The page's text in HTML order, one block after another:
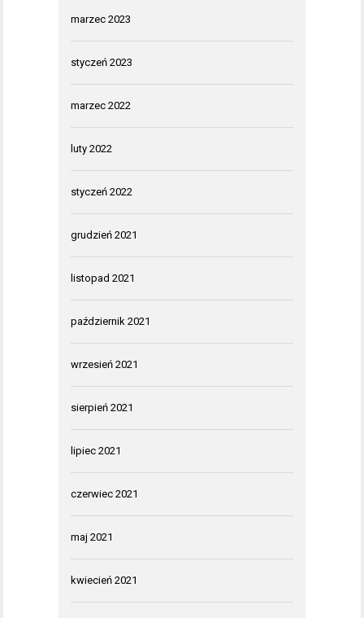
marzec 2023
styczeń 2023
marzec 2022
luty 2022
styczeń 2022
grudzień 2021
listopad 2021
październik 2021
wrzesień 2021
sierpień 2021
lipiec 2021
czerwiec 2021
maj 2021
kwiecień 2021